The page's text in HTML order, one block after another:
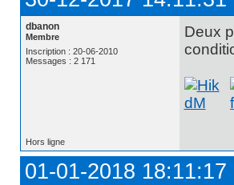
dbanon
Membre
Inscription : 20-06-2010
Messages : 2 171
Deux
Hors ligne
01-01-2018 18:11:17